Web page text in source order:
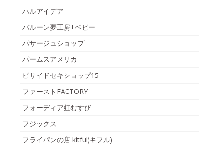
ハルアイデア
バルーン夢工房+ベビー
パサージュショップ
パームスアメリカ
ビサイドセキショップ15
ファーストFACTORY
フォーディア虹むすび
フジックス
フライパンの店 kitful(キフル)